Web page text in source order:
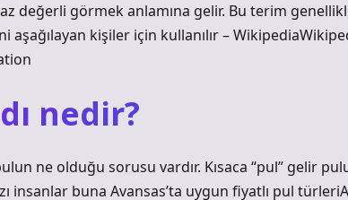
değerli görmek anlamına gelir. Bu terim
aşağılayan kişiler için kullanılır –
nedir?
ne olduğu sorusu vardır. Kısaca “pul” gelir
insanlar buna Avansas’ta uygun fiyatlı pul